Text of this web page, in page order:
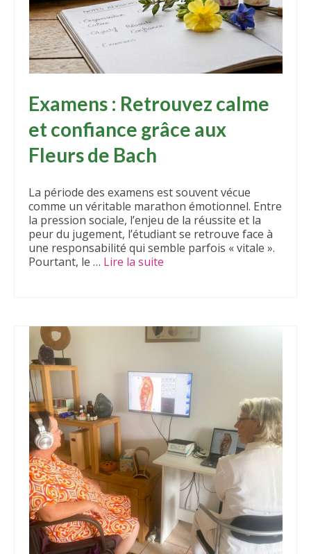
Examens : Retrouvez calme
et confiance grâce aux
Fleurs de Bach
La période des examens est souvent vécue
comme un véritable marathon émotionnel. Entre
la pression sociale, l’enjeu de la réussite et la
peur du jugement, l’étudiant se retrouve face à
une responsabilité qui semble parfois « vitale ».
Pourtant, le … Lire la suite­­